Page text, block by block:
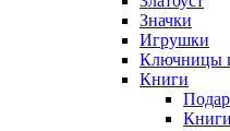
Значки
Игрушки
Ключницы
Книги